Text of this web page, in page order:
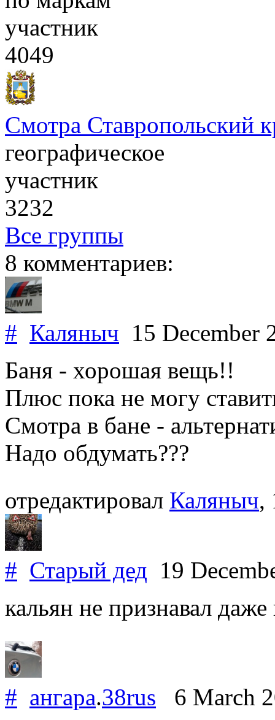
участник
4049
Смотра Ставропольский
географическое
участник
3232
Все группы
8 комментариев:
# Каляныч 15 December
Баня - хорошая вещь!!
Плюс пока не могу
Смотра в бане -
Надо обдумать???
отредактировал Каляныч,
# Старый дед 19
кальян не признавал даже
# ангара.38rus 6 March